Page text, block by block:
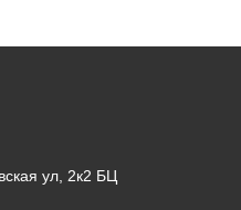
ул, 2к2 БЦ